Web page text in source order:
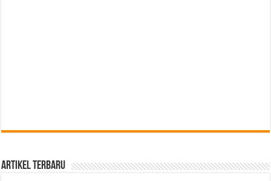
Artikel Terbaru